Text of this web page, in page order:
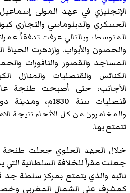
الإنجليزي في عهد المولى
العسكري والدبلوماسي والتجاري
المتوسط، وبالتالي عرفت تدفقاً
والحصون والأبواب. وازدهرت الحياة
المساجد والقصور والنافورات
الكنائس والقنصليات والمنازل
الأجانب، حتى أصبحت طنجة
قنصليات سنة
والمغامرون من كل الأنحاء نتيجة
تتمتع بها.
خلال العهد العلوي جعلت طنجة
جعلت مقراً للخلافة السلطانية التي
نائبه والذي يتمتع بمركز سلطة جد
كمشرف على الشمال المغربي